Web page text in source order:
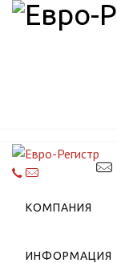
КОМПАНИЯ
ИНФОРМАЦИЯ